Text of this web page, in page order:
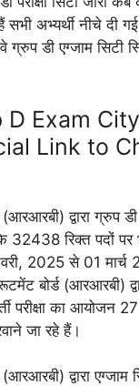
अभ्यर्थी नीचे दी गई
ग्रुप डी एग्जाम सिटी
D Exam
Link to
द्वारा ग्रुप डी
रिक्त पदों पर
2025 से 01 मार्च
बोर्ड (आरआरबी)
परीक्षा का आयोजन
जा रहे हैं।
द्वारा एग्जाम